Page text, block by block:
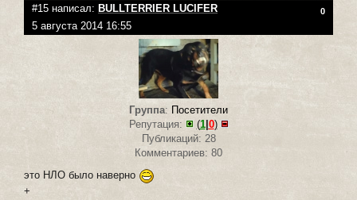
#15 написал: BULLTERRIER LUCIFER 0
5 августа 2014 16:55
Группа: Посетители
Репутация:
(1| 0)
Публикаций: 28
Комментариев: 80
это НЛО было наверно
+